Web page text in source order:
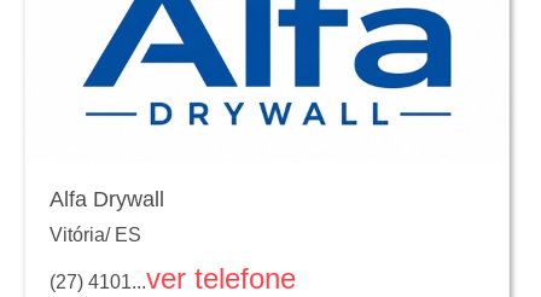
Alfa Drywall
Vitória/ ES
(27) 4101...ver telefone